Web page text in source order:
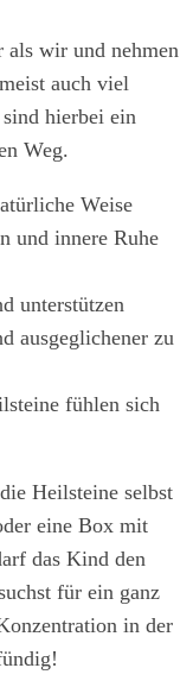
als wir und nehmen
auch viel
hierbei ein
Weg.
Weise
und innere Ruhe
unterstützen
ausgeglichener zu
fühlen sich
Heilsteine selbst
eine Box mit
das Kind den
für ein ganz
in der